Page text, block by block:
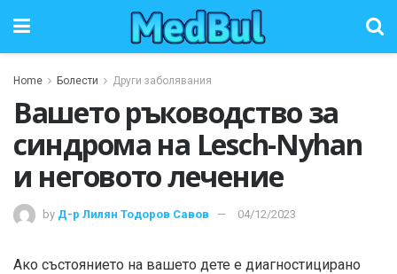
Home Болести Други заболявания
Вашето ръководство за
синдрома на Lesch-Nyhan
и неговото лечение
by Д-р Лилян Тодоров Савов 04/12/2023
Ако състоянието на вашето дете е диагностицирано